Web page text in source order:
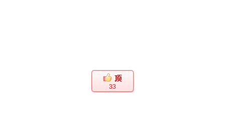
33